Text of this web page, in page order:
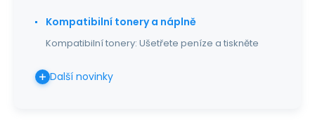
Kompatibilní tonery a náplně
Kompatibilní tonery: Ušetřete peníze a tiskněte
Další novinky